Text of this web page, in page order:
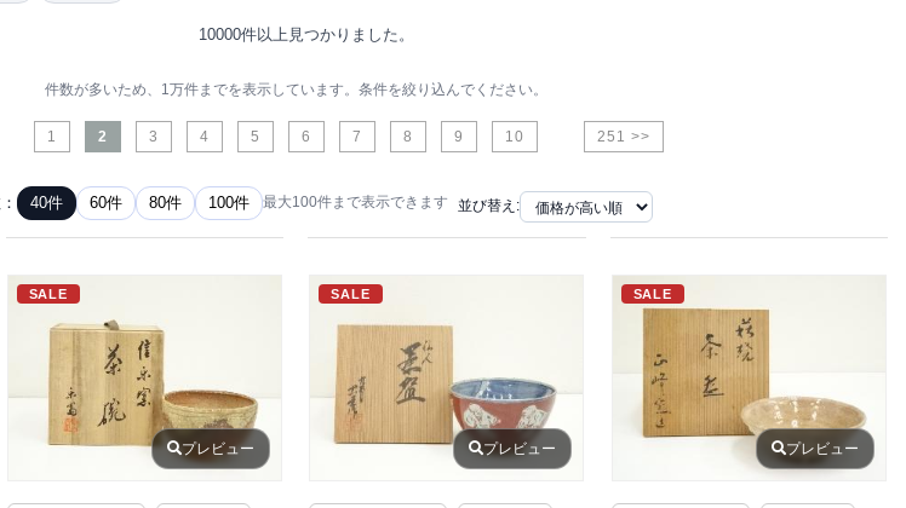
10000件以上見つかりました。
件数が多いため、1万件までを表示しています。条件を絞り込んでください。
1 2 3 4 5 6 7 8 9 10 251 >>
40件 60件 80件 100件 最大100件まで表示できます 並び替え:
SALE
プレビュー
SALE
プレビュー
SALE
プレビュー